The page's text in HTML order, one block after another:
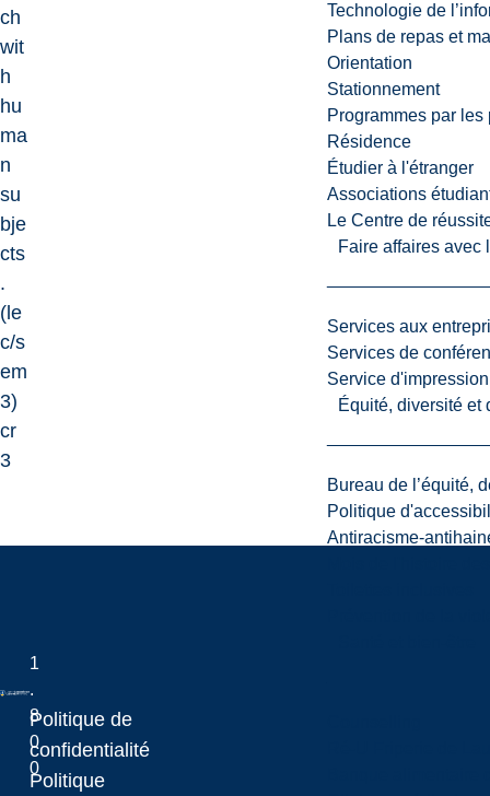
Technologie de
Plans de repas et
Orientation
Stationnement
Programmes par les
Résidence
Étudier à l'étranger
Associations
Le Centre de
Faire affaires avec
Services aux
Services de
Service d'impression
Équité, diversité et
Bureau de l’équité,
Politique
Antiracisme-
ch
wit
h
hu
ma
n
su
bje
cts
.
(le
c/s
em
3)
cr
3
Laurentian University
1
.
8
0
0
Politique de
confidentialité
Politique